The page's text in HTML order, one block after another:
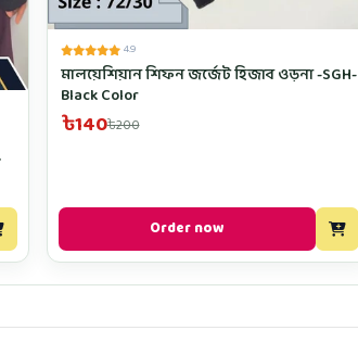
4.9
মালয়েশিয়ান শিফন জর্জেট হিজাব ওড়না -SGH-
Black Color
৳140৳200
Order now